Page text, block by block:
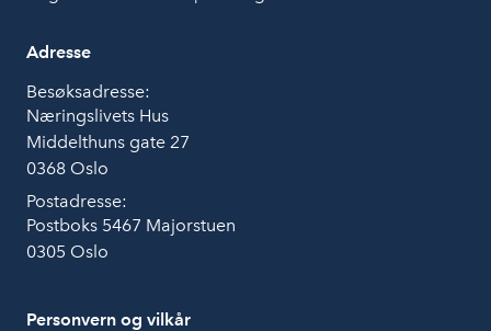
Adresse
Besøksadresse:
Næringslivets Hus
Middelthuns gate 27
0368 Oslo
Postadresse:
Postboks 5467 Majorstuen
0305 Oslo
Personvern og vilkår